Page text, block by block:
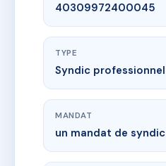
40309972400045
TYPE
Syndic professionnel
MANDAT
un mandat de syndic